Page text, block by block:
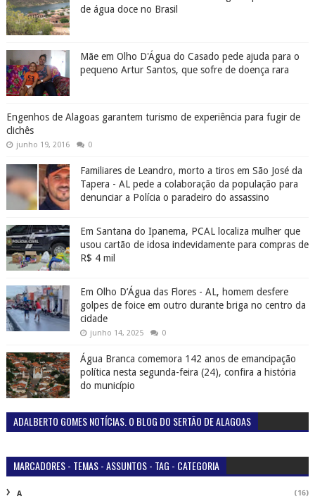
de água doce no Brasil
Mãe em Olho D'Água do Casado pede ajuda para o
pequeno Artur Santos, que sofre de doença rara
Engenhos de Alagoas garantem turismo de experiência para fugir de
clichês
junho 19, 2016 0
Familiares de Leandro, morto a tiros em São José da
Tapera - AL pede a colaboração da população para
denunciar a Polícia o paradeiro do assassino
Em Santana do Ipanema, PCAL localiza mulher que
usou cartão de idosa indevidamente para compras de
R$ 4 mil
Em Olho D’Água das Flores - AL, homem desfere
golpes de foice em outro durante briga no centro da
cidade
junho 14, 2025 0
Água Branca comemora 142 anos de emancipação
política nesta segunda-feira (24), confira a história
do município
ADALBERTO GOMES NOTÍCIAS. O BLOG DO SERTÃO DE ALAGOAS
MARCADORES - TEMAS - ASSUNTOS - TAG - CATEGORIA
A (16)